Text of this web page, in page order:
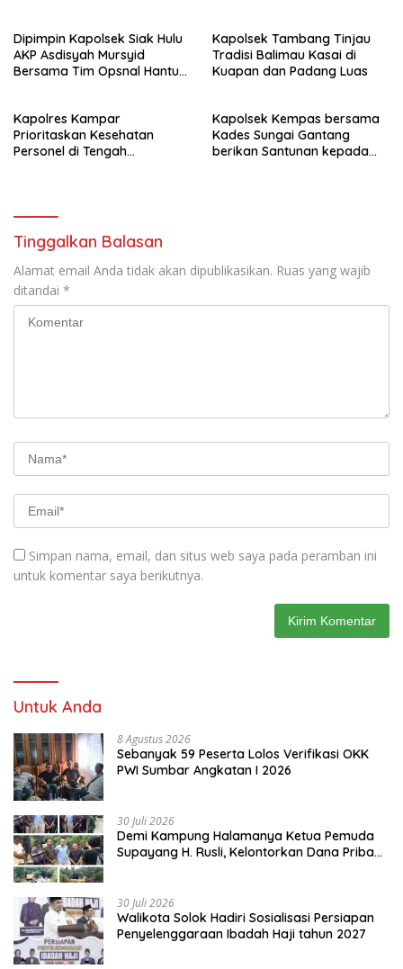
Dipimpin Kapolsek Siak Hulu
AKP Asdisyah Mursyid
Bersama Tim Opsnal Hantu
Pengeroyokan di Jalan Raya
Kubang Jaya
Kapolsek Tambang Tinjau
Tradisi Balimau Kasai di
Kuapan dan Padang Luas
Kapolres Kampar
Prioritaskan Kesehatan
Personel di Tengah
Kapolsek Kempas bersama
Kades Sungai Gantang
berikan Santunan kepada
Tinggalkan Balasan
Alamat email Anda tidak akan dipublikasikan. Ruas yang wajib
ditandai *
Simpan nama, email, dan situs web saya pada peramban ini
untuk komentar saya berikutnya.
Untuk Anda
8 Agustus 2026
Sebanyak 59 Peserta Lolos Verifikasi OKK
PWI Sumbar Angkatan I 2026
30 Juli 2026
Demi Kampung Halamanya Ketua Pemuda
Supayang H. Rusli, Kelontorkan Dana Pribadi
30 Juli 2026
Walikota Solok Hadiri Sosialisasi Persiapan
Penyelenggaraan Ibadah Haji tahun 2027